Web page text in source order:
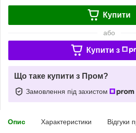
Купити
або
Купити з
Що таке купити з Пром?
Замовлення під захистом
Опис Характеристики Відгуки